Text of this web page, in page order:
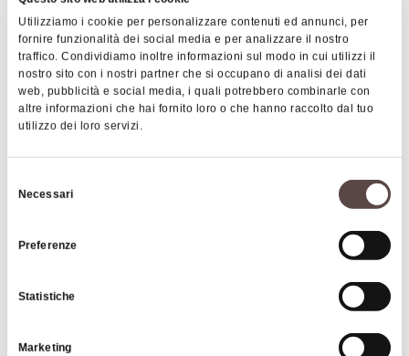
Utilizziamo i cookie per personalizzare contenuti ed annunci, per
fornire funzionalità dei social media e per analizzare il nostro
traffico. Condividiamo inoltre informazioni sul modo in cui utilizzi il
nostro sito con i nostri partner che si occupano di analisi dei dati
web, pubblicità e social media, i quali potrebbero combinarle con
altre informazioni che hai fornito loro o che hanno raccolto dal tuo
utilizzo dei loro servizi.
delNecessari
Preferenze
Statistiche
Marketing
possono visitare le Case-Torri
di particolare bellezza architettonica: il nucleo di
Monzone la cui origine risale al '300; il nucleo di Ca'
masina del secolo XV.Leaflet |©OpenStreetMap contributors ©CARTO
Rocca di Roffeno
40034 Castel d'Aiano
COME ARRIVARE
Interessi